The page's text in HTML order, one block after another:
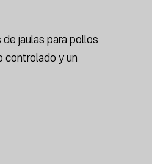
jaulas para pollos
controlado y un